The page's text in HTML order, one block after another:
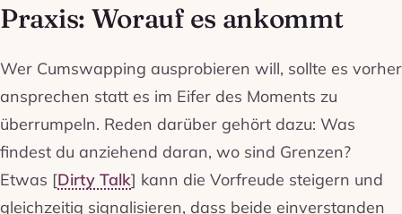
Praxis: Worauf es ankommt
Wer Cumswapping ausprobieren will, sollte es vorher
ansprechen statt es im Eifer des Moments zu
überrumpeln. Reden darüber gehört dazu: Was
findest du anziehend daran, wo sind Grenzen?
Etwas [Dirty Talk] kann die Vorfreude steigern und
gleichzeitig signalisieren, dass beide einverstanden